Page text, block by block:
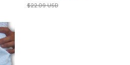
$22.09 USD